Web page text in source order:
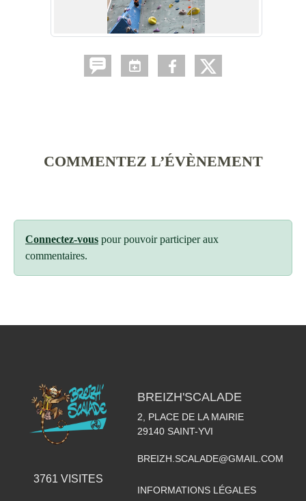
COMMENTEZ L’ÉVÈNEMENT
Connectez-vous pour pouvoir participer aux
commentaires.
3761 VISITES
BREIZH'SCALADE
2, PLACE DE LA MAIRIE
29140 SAINT-YVI
BREIZH.SCALADE@GMAIL.COM
INFORMATIONS LÉGALES